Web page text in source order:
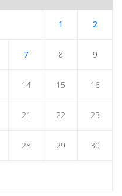
1 2
7 8 9
14 15 16
21 22 23
28 29 30